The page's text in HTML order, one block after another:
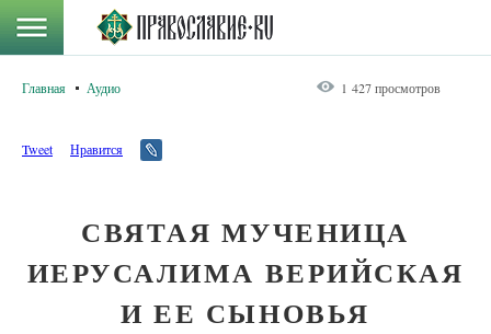
Главная Аудио 1 427 просмотров
Tweet Нравится
СВЯТАЯ МУЧЕНИЦА
ИЕРУСАЛИМА ВЕРИЙСКАЯ
И ЕЕ СЫНОВЬЯ